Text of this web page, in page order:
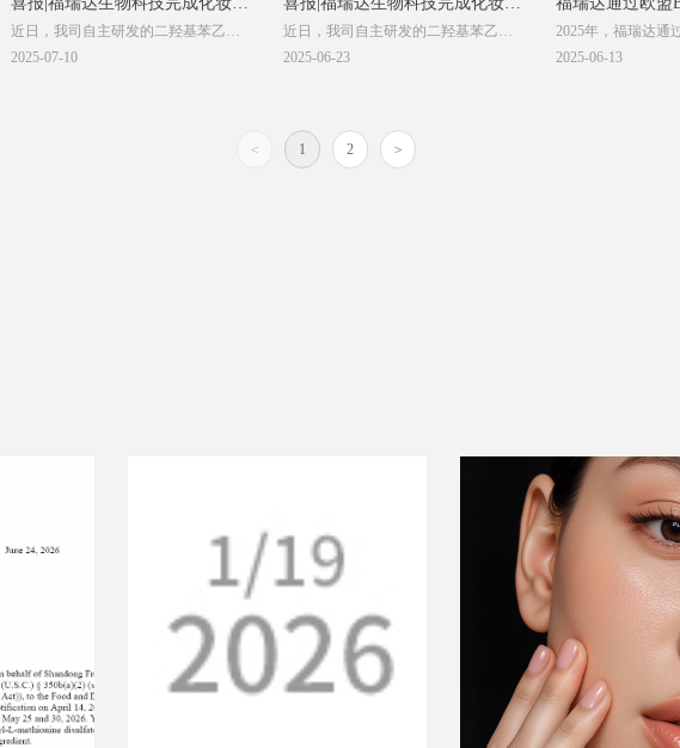
新原料备案！
近日，我司自主研发的二羟基苯乙醇
通过国家药品监督管理局化妆品新原
2025-07-10
新原料备案！
近日，我司自主研发的二羟基苯乙醇
通过国家药品监督管理局化妆品新原
阶。
2025-06-23
国际商品销售联
2025年，福瑞达通
的BRC认证，标志
2025-06-13
< 1 2 >